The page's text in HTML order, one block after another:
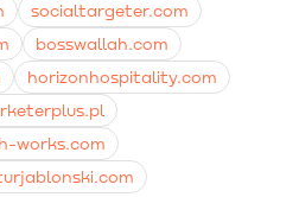
socialtargeter.com
bosswallah.com
horizonhospitality.com
works.com